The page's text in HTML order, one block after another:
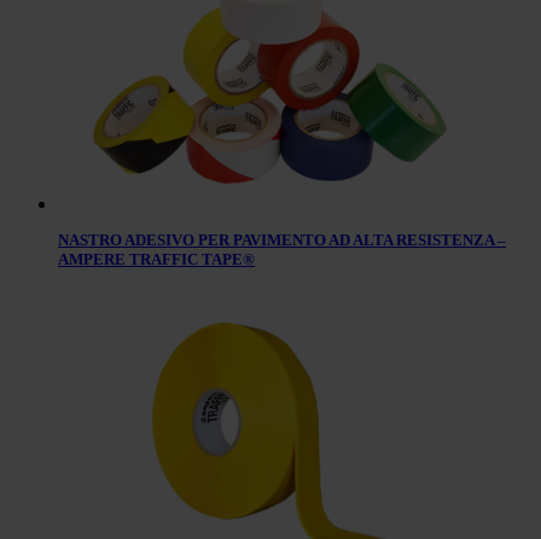
NASTRO ADESIVO PER PAVIMENTO AD ALTA RESISTENZA –
AMPERE TRAFFIC TAPE®